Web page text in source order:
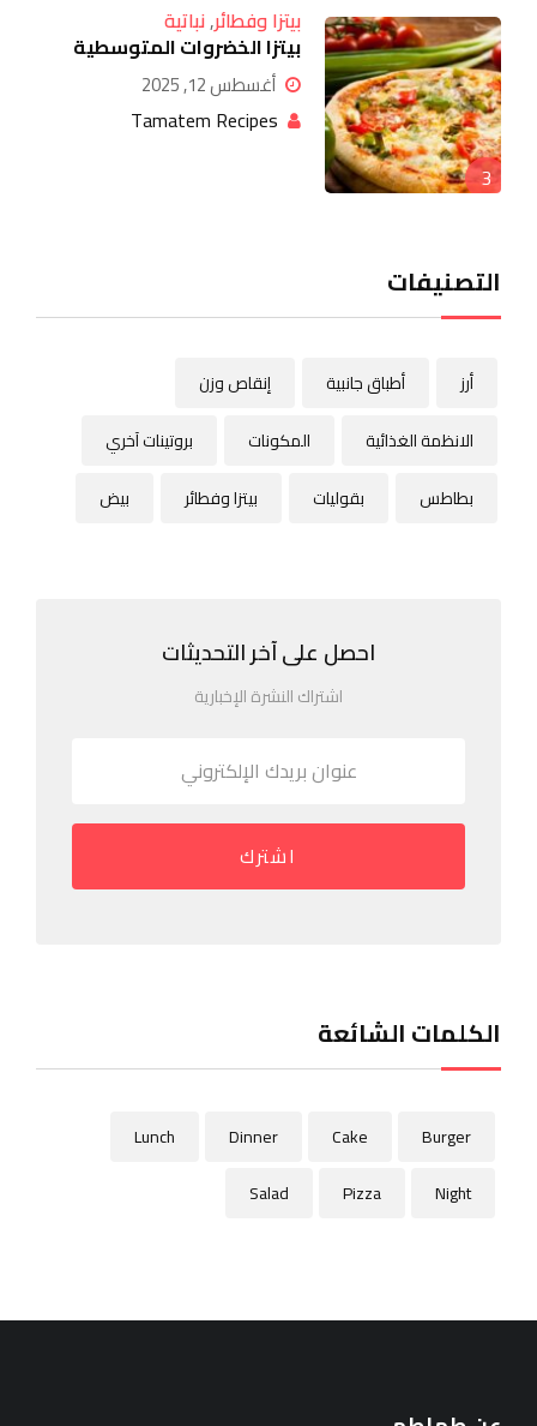
3
بيتزا وفطائر,نباتية
بيتزا الخضروات المتوسطية
أغسطس 12, 2025
Tamatem Recipes
التصنيفات
أطباق جانبية
إنقاص وزن
الانظمة الغذائية
المكونات
بروتينات آخري
بطاطس
بقوليات بيتزا وفطائر بيض
احصل على آخر التحديثات
اشتراك النشرة الإخبارية
اشترك
الكلمات الشائعة
Burger
Cake
Dinner
Lunch
Night
Pizza
Salad